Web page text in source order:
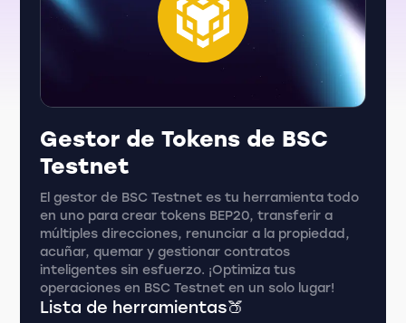
Gestor de Tokens de BSC
Testnet
El gestor de BSC Testnet es tu herramienta todo
en uno para crear tokens BEP20, transferir a
múltiples direcciones, renunciar a la propiedad,
acuñar, quemar y gestionar contratos
inteligentes sin esfuerzo. ¡Optimiza tus
operaciones en BSC Testnet en un solo lugar!
Lista de herramientas🍑